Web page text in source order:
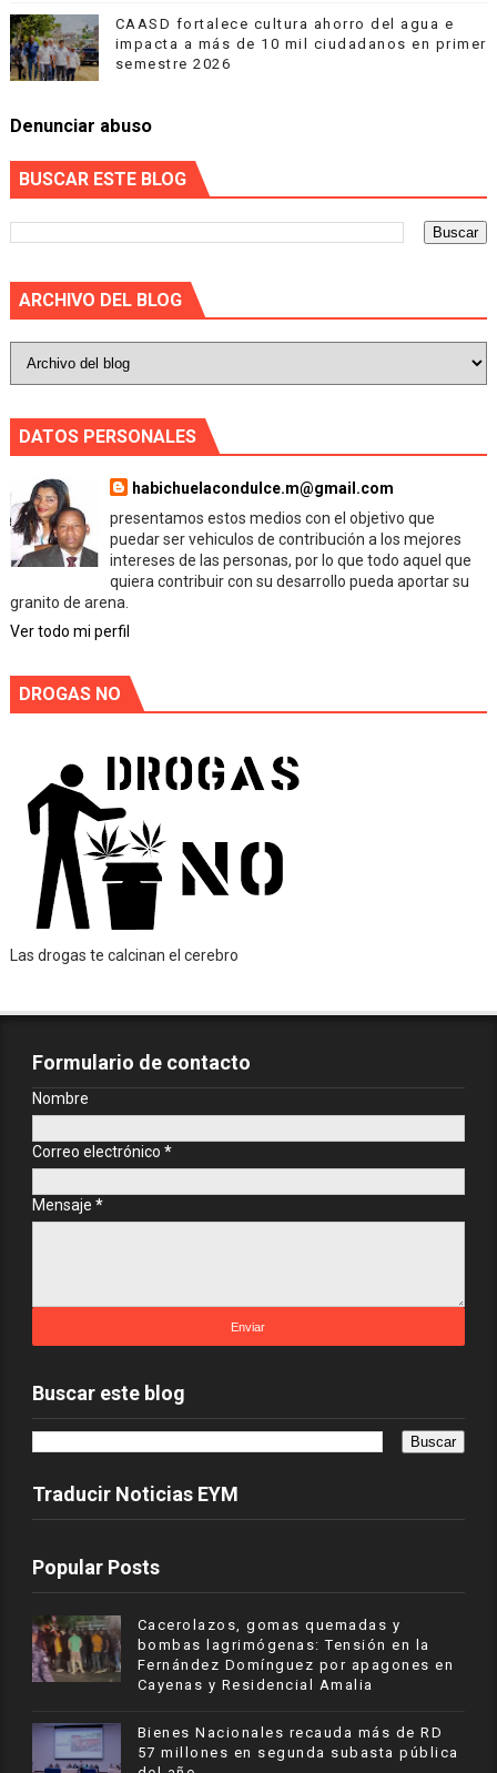
CAASD fortalece cultura ahorro del agua e
impacta a más de 10 mil ciudadanos en primer
semestre 2026
Denunciar abuso
BUSCAR ESTE BLOG
ARCHIVO DEL BLOG
DATOS PERSONALES
habichuelacondulce.m@gmail.com
presentamos estos medios con el objetivo que
puedar ser vehiculos de contribución a los mejores
intereses de las personas, por lo que todo aquel que
quiera contribuir con su desarrollo pueda aportar su
granito de arena.
Ver todo mi perfil
DROGAS NO
Las drogas te calcinan el cerebro
Formulario de contacto
Nombre
Correo electrónico *
Mensaje *
Buscar este blog
Traducir Noticias EYM
Popular Posts
Cacerolazos, gomas quemadas y
bombas lagrimógenas: Tensión en la
Fernández Domínguez por apagones en
Cayenas y Residencial Amalia
Bienes Nacionales recauda más de RD
57 millones en segunda subasta pública